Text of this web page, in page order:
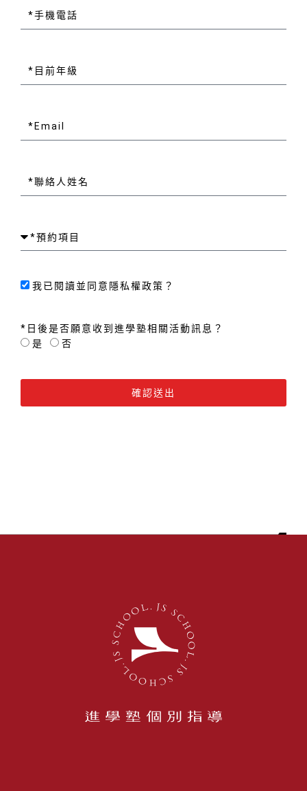
我已閱讀並同意隱私權政策？
*日後是否願意收到進學塾相關活動訊息？
是
否
確認送出